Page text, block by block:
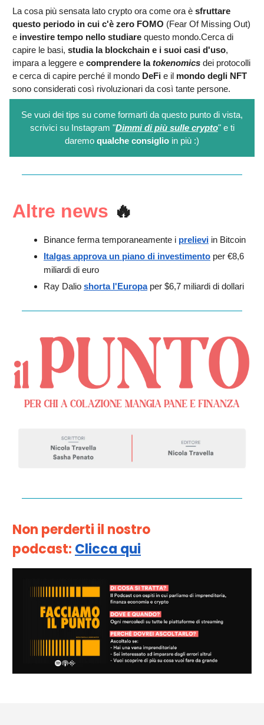
La cosa più sensata lato crypto ora come ora è sfruttare
questo periodo in cui c'è zero FOMO (Fear Of Missing Out)
e investire tempo nello studiare questo mondo.Cerca di
capire le basi, studia la blockchain e i suoi casi d'uso,
impara a leggere e comprendere latokenomics dei protocolli
e cerca di capire perché il mondo DeFi e il mondo degli NFT
sono considerati così rivoluzionari da così tante persone.
Se vuoi dei tips su come formarti da questo punto di vista,
scrivici su Instagram "Dimmi di più sulle crypto" e ti
daremo qualche consiglio in più :)
Altre news 🔥
Binance ferma temporaneamente i prelievi in Bitcoin
Italgas approva un piano di investimento per €8,6
miliardi di euro
Ray Dalio shorta l'Europaper $6,7 miliardi di dollari
Non perderti il nostro
podcast: Clicca qui